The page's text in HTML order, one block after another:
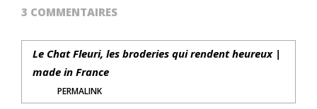
3 COMMENTAIRES
Le Chat Fleuri, les broderies qui rendent heureux |
made in France
PERMALINK